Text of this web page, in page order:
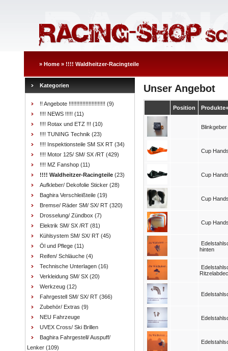
» Home » !!!! Waldheitzer-Racingteile
Kategorien
!! Angebote !!!!!!!!!!!!!!!!!!!!!!!! (9)
!!!! NEWS !!!!! (11)
!!!! Rotax und ETZ !!! (10)
!!!! TUNING Technik (23)
!!!! Inspektionsteile SM SX RT (34)
!!!! Motor 125/ SM/ SX /RT (429)
!!!! MZ Fanshop (11)
!!!! Waldheitzer-Racingteile (23)
Aufkleber/ Dekofolie Sticker (28)
Baghira Verschleißteile (19)
Bremse/ Räder SM/ SX/ RT (320)
Drosselung/ Zündbox (7)
Elektrik SM/ SX /RT (81)
Kühlsystem SM/ SX/ RT (45)
Öl und Pflege (11)
Reifen/ Schläuche (4)
Technische Unterlagen (16)
Verkleidung SM/ SX (20)
Werkzeug (12)
Fahrgestell SM/ SX/ RT (366)
Zubehör/ Extras (9)
NEU Fahrzeuge
UVEX Cross/ Ski Brillen
Baghira Fahrgestell/ Auspuff/
Lenker (109)
Unser Angebot
Position Produkte+
Cup
Cup
Cup
Cup
hinten